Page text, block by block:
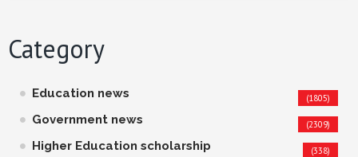
Category
Education news (1805)
Government news (2309)
Higher Education scholarship (338)